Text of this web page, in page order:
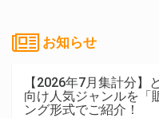
お知らせ
【2026年7月集計分】
向け人気ジャンルを「
ング形式でご紹介！